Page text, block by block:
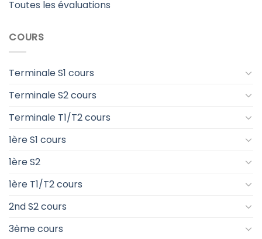
Toutes les évaluations
COURS
Terminale S1 cours
Terminale S2 cours
Terminale T1/T2 cours
1ère S1 cours
1ère S2
1ère T1/T2 cours
2nd S2 cours
3ème cours